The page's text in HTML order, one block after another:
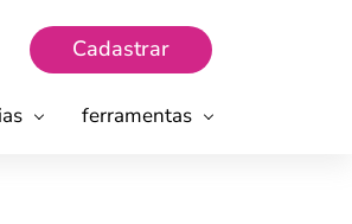
Cadastrar
ferramentas